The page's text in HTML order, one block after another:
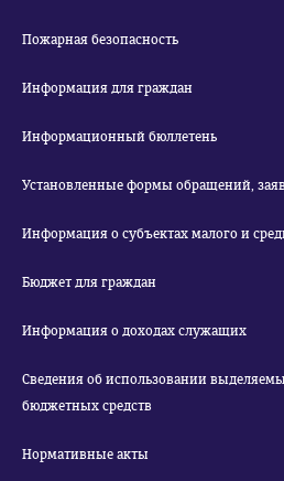
Пожарная безопасность
Информация для граждан
Информационный бюллетень
Установленные формы обращений,
Информация о субъектах малого и
Бюджет для граждан
Информация о доходах служащих
Сведения об использовании
бюджетных средств
Нормативные акты